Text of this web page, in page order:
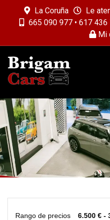
La Coruña
Le
665 090 977 • 617 436
Mi
Rango de precios